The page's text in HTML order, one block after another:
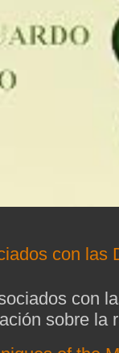
con las
con
sobre la